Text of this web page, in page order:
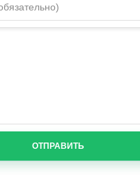
ОТПРАВИТЬ